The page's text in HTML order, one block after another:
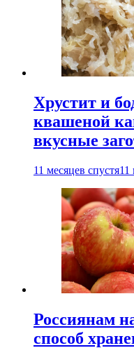
Хрустит и
квашеной
вкусные
11 месяцев спустя11
Россиянам
способ